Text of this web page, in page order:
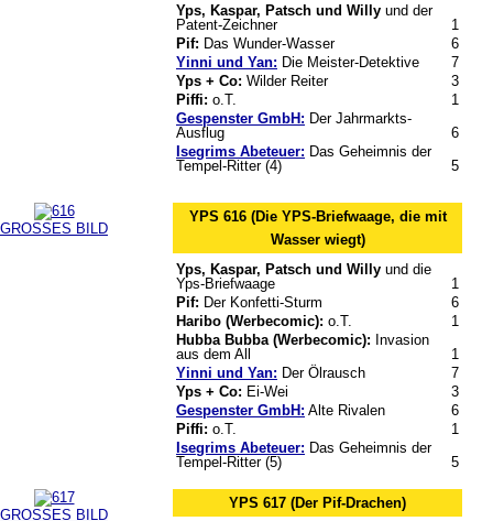
Yps, Kaspar, Patsch und Willy und der
Patent-Zeichner
1
Pif: Das Wunder-Wasser
6
Yinni und Yan: Die Meister-Detektive
7
Yps + Co: Wilder Reiter
3
Piffi: o.T.
1
Gespenster GmbH: Der Jahrmarkts-
Ausflug
6
Isegrims Abeteuer: Das Geheimnis der
Tempel-Ritter (4)
5
GROSSES BILD
YPS 616 (Die YPS-Briefwaage, die mit
Wasser wiegt)
Yps, Kaspar, Patsch und Willy und die
Yps-Briefwaage
1
Pif: Der Konfetti-Sturm
6
Haribo (Werbecomic): o.T.
1
Hubba Bubba (Werbecomic): Invasion
aus dem All
1
Yinni und Yan: Der Ölrausch
7
Yps + Co: Ei-Wei
3
Gespenster GmbH: Alte Rivalen
6
Piffi: o.T.
1
Isegrims Abeteuer: Das Geheimnis der
Tempel-Ritter (5)
5
GROSSES BILD
YPS 617 (Der Pif-Drachen)